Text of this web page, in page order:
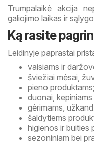
Trumpalaikė akcija
galiojimo laikas ir
Ką rasite
Leidinyje paprastai
vaisiams ir
šviežiai mėsai,
pieno produktams;
duonai,
gėrimams,
šaldytiems
higienos ir buities
sezoniniam bei